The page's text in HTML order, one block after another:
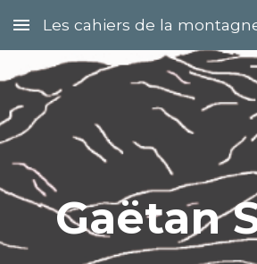
Skip to main content
Les cahiers de la
Gaëtan